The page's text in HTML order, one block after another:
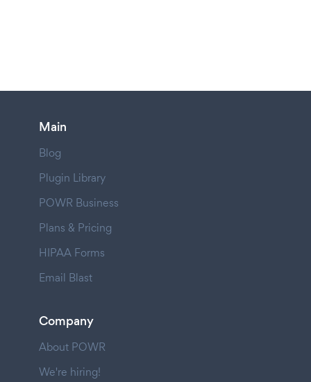
Main
Blog
Plugin Library
POWR Business
Plans & Pricing
HIPAA Forms
Email Blast
Company
About POWR
We're hiring!